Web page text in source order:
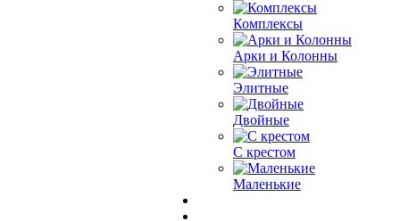
Комплексы
Арки и Колонны
Элитные
Двойные
С крестом
Маленькие